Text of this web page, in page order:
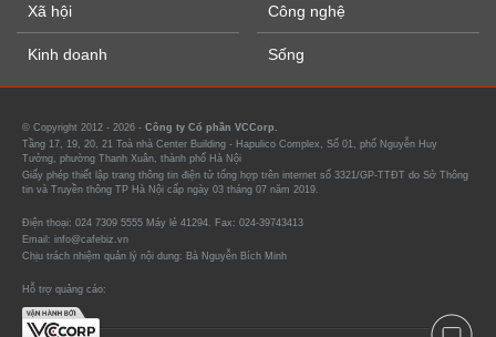
Xã hội
Kinh doanh
Công nghệ
Sống
© Copyright 2012 - 2026 - Công ty Cổ phần VCCorp.
Tầng 17, 19, 20, 21 Toà nhà Center Building - Hapulico Complex, Số 01, phố Nguyễn Huy
Tưởng, phường Thanh Xuân, thành phố Hà Nội
Giấy phép thiết lập trang thông tin điện tử tổng hợp trên internet số 3321/GP-TTĐT do Sở Thông
tin và Truyền thông TP Hà Nội cấp ngày 03 tháng 07 năm 2019.
Điện thoại: 024 7309 5555 Máy lẻ 41294. Fax: 024-39743413
Email: info@cafebiz.vn
Chịu trách nhiệm quản lý nội dung: Bà Nguyễn Bích Minh
Hỗ trợ quảng cáo: